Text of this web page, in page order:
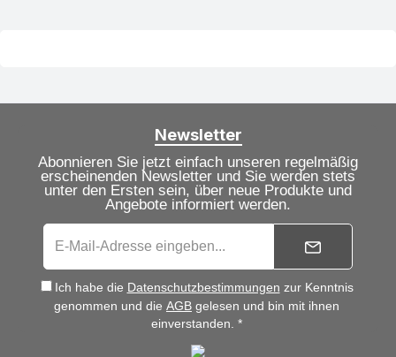
Newsletter
Abonnieren Sie jetzt einfach unseren regelmäßig
erscheinenden Newsletter und Sie werden stets
unter den Ersten sein, über neue Produkte und
Angebote informiert werden.
Ich habe die Datenschutzbestimmungen zur Kenntnis
genommen und die AGB gelesen und bin mit ihnen
einverstanden. *